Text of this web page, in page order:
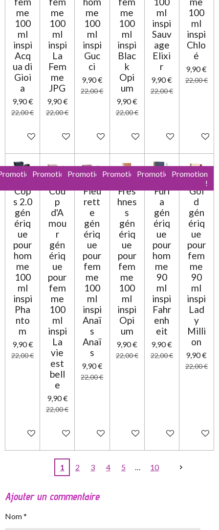
me
100
ml
inspi
Acq
ua di
Gioi
a
9,90 €
22,00 €
Ajouter au panier
me
100
ml
inspi
La
Fem
me
JPG
9,90 €
22,00 €
Ajouter au panier
me
100
ml
inspi
Guc
ci
9,90 €
22,00 €
Ajouter au panier
me
100
ml
inspi
Blac
k
Opi
um
9,90 €
22,00 €
Ajouter au panier
ml
inspi
Sauv
age
Elixi
r
9,90 €
22,00 €
Ajouter au panier
100
ml
inspi
Chlo
é
9,90 €
22,00 €
Ajouter
Cop
s 2.0
gén
ériq
ue
pour
hom
me
100
ml
inspi
Pha
nto
m
9,90 €
22,00 €
Ajouter au panier
Promotion
Cou
p
d'A
mou
r
gén
ériq
ue
pour
fem
me
100
ml
inspi
La
vie
est
bell
e
9,90 €
22,00 €
Ajouter au panier
Promotion
Fleu
rett
e
gén
ériq
ue
pour
fem
me
100
ml
inspi
Anaï
s
Anaï
s
9,90 €
22,00 €
Ajouter au panier
Promotion
Fres
hnes
s
gén
ériq
ue
pour
fem
me
100
ml
inspi
Opi
um
9,90 €
22,00 €
Ajouter au panier
Promotion
Furi
a
gén
ériq
ue
pour
hom
me
90
ml
inspi
Fahr
enh
eit
9,90 €
22,00 €
Ajouter au panier
Promotion
!
Gol
d
gén
ériq
ue
pour
fem
me
90
ml
inspi
Lad
y
Milli
on
9,90 €
22,00 €
Ajouter
1 2 3 4 5 10
Ajouter un commentaire
Nom *